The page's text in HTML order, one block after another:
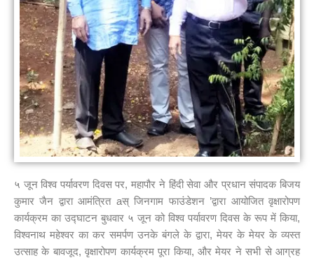
५ जून विश्व पर्यावरण दिवस पर, महापौर ने हिंदी सेवा और प्रधान संपादक बिजय
कुमार जैन द्वारा आमंत्रित aस् जिनगाम फाउंडेशन ’द्वारा आयोजित वृक्षारोपण
कार्यक्रम का उद्घाटन बुधवार ५ जून को विश्व पर्यावरण दिवस के रूप में किया,
विश्वनाथ महेश्वर का कर समर्पण उनके बंगले के द्वारा, मेयर के मेयर के व्यस्त
उत्साह के बावजूद, वृक्षारोपण कार्यक्रम पूरा किया, और मेयर ने सभी से आग्रह